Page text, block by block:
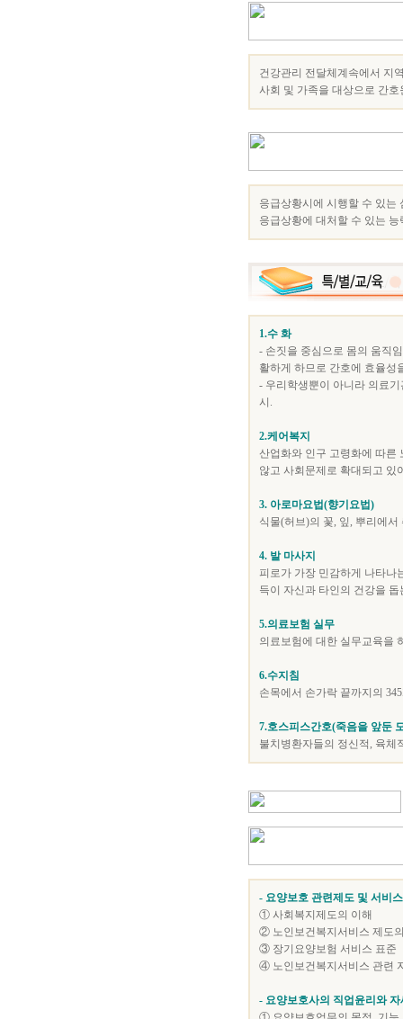
건강관리 전달체계속에서 지
사회 및 가족을 대상으로 간
응급상황시에 시행할 수 있는
응급상황에 대처할 수 있는 능
1.수 화
- 손짓을 중심으로 몸의 움직
활하게 하므로 간호에 효율성
- 우리학생뿐이 아니라 의료
시.
2.케어복지
산업화와 인구 고령화에 따른
않고 사회문제로 확대되고 있
3. 아로마요법(향기요법)
식물(허브)의 꽃, 잎, 뿌리에
4. 발 마사지
피로가 가장 민감하게 나타나
득이 자신과 타인의 건강을
5.의료보험 실무
의료보험에 대한 실무교육을
6.수지침
손목에서 손가락 끝까지의
7.호스피스간호(죽음을 앞둔
불치병환자들의 정신적, 육체
- 요양보호 관련제도 및 서비스
① 사회복지제도의 이해
② 노인보건복지서비스 제도
③ 장기요양보험 서비스 표준
④ 노인보건복지서비스 관련
- 요양보호사의 직업윤리와 자